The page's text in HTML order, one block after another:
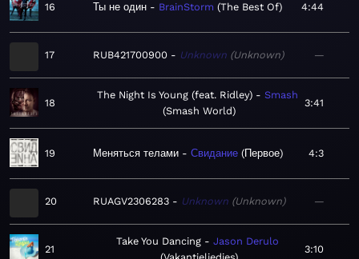
16 Ты не один BrainStorm The Best Of 4:44
17 RUB421700900 Unknown Unknown —
18
The Night Is Young (feat. Ridley)
Smash
Smash World
3:41
19 Меняться телами Свидание Первое 4:3
20 RUAGV2306283 Unknown Unknown —
21
Take You Dancing
Jason Derulo
3:10